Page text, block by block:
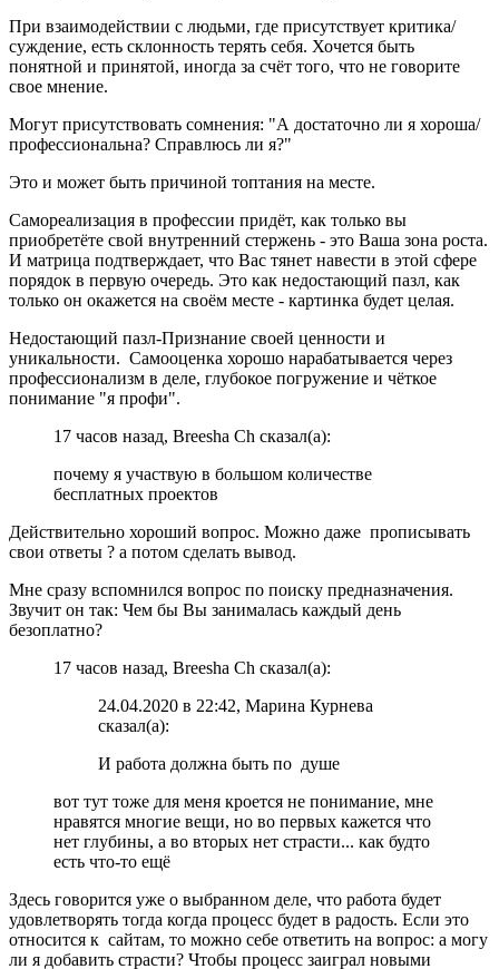
При взаимодействии с людьми, где присутствует критика/
суждение, есть склонность терять себя. Хочется быть
понятной и принятой, иногда за счёт того, что не говорите
свое мнение.
Могут присутствовать сомнения: "А достаточно ли я хороша/
профессиональна? Справлюсь ли я?"
Это и может быть причиной топтания на месте.
Самореализация в профессии придёт, как только вы
приобретёте свой внутренний стержень - это Ваша зона роста.
И матрица подтверждает, что Вас тянет навести в этой сфере
порядок в первую очередь. Это как недостающий пазл, как
только он окажется на своём месте - картинка будет целая.
Недостающий пазл-Признание своей ценности и
уникальности. Самооценка хорошо нарабатывается через
профессионализм в деле, глубокое погружение и чёткое
понимание "я профи".
17 часов назад, Breesha Ch сказал(а):
почему я участвую в большом количестве
бесплатных проектов
Действительно хороший вопрос. Можно даже прописывать
свои ответы ? а потом сделать вывод.
Мне сразу вспомнился вопрос по поиску предназначения.
Звучит он так: Чем бы Вы занималась каждый день
безоплатно?
17 часов назад, Breesha Ch сказал(а):
24.04.2020 в 22:42, Марина Курнева
сказал(а):
И работа должна быть по душе
вот тут тоже для меня кроется не понимание, мне
нравятся многие вещи, но во первых кажется что
нет глубины, а во вторых нет страсти... как будто
есть что-то ещё
Здесь говорится уже о выбранном деле, что работа будет
удовлетворять тогда когда процесс будет в радость. Если это
относится к сайтам, то можно себе ответить на вопрос: а могу
ли я добавить страсти? Чтобы процесс заиграл новыми